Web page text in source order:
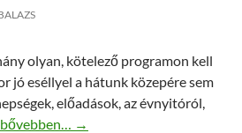
olyan, kötelező programon kell
jó eséllyel a hátunk közepére sem
előadások, az évnyitóról,
Hogyan készüljünk fel egy tanösvény
bővebben… →